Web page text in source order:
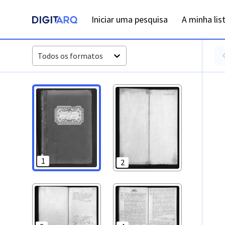
Iniciar uma pesquisa A minha
Todos os formatos
1 2